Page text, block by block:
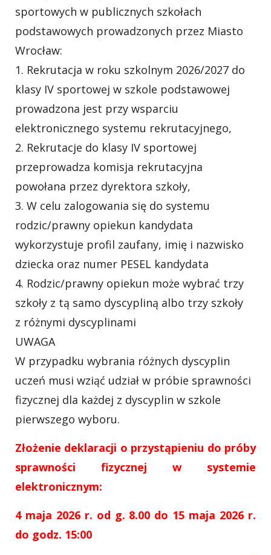
sportowych w publicznych szkołach
podstawowych prowadzonych przez Miasto
Wrocław:
1. Rekrutacja w roku szkolnym 2026/2027 do
klasy IV sportowej w szkole podstawowej
prowadzona jest przy wsparciu
elektronicznego systemu rekrutacyjnego,
2. Rekrutacje do klasy IV sportowej
przeprowadza komisja rekrutacyjna
powołana przez dyrektora szkoły,
3. W celu zalogowania się do systemu
rodzic/prawny opiekun kandydata
wykorzystuje profil zaufany, imię i nazwisko
dziecka oraz numer PESEL kandydata
4. Rodzic/prawny opiekun może wybrać trzy
szkoły z tą samo dyscypliną albo trzy szkoły
z różnymi dyscyplinami
UWAGA
W przypadku wybrania różnych dyscyplin
uczeń musi wziąć udział w próbie sprawności
fizycznej dla każdej z dyscyplin w szkole
pierwszego wyboru.
Złożenie deklaracji o przystąpieniu do próby
sprawności fizycznej w systemie
elektronicznym:
4 maja 2026 r. od g. 8.00 do 15 maja 2026 r.
do godz. 15:00